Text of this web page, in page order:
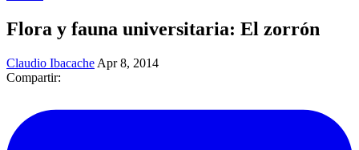
Flora y fauna universitaria: El zorrón
Claudio Ibacache Apr 8, 2014
Compartir: